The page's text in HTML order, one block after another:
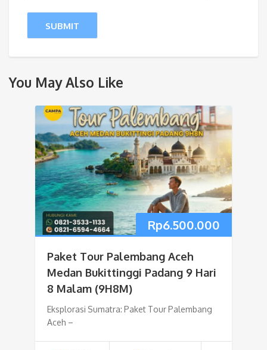
You May Also Like
Rp6.500.000
Paket Tour Palembang Aceh
Medan Bukittinggi Padang 9 Hari
8 Malam (9H8M)
Eksplorasi Sumatra: Paket Tour Palembang
Aceh –